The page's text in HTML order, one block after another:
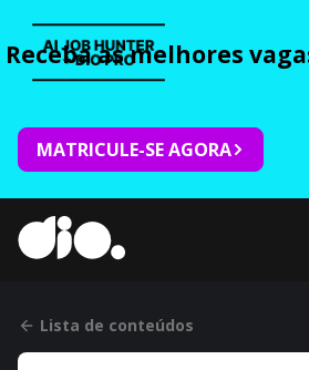
Receba as melhores
MATRICULE-SE AGORA
Lista de conteúdos